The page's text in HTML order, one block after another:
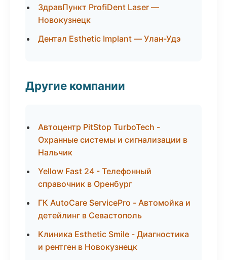
ЗдравПункт ProfiDent Laser —
Новокузнецк
Дентал Esthetic Implant — Улан-Удэ
Другие компании
Автоцентр PitStop TurboTech -
Охранные системы и сигнализации в
Нальчик
Yellow Fast 24 - Телефонный
справочник в Оренбург
ГК AutoCare ServicePro - Автомойка и
детейлинг в Севастополь
Клиника Esthetic Smile - Диагностика
и рентген в Новокузнецк